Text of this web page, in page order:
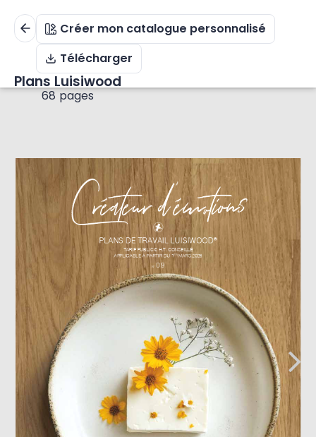
Créer mon catalogue personnalisé
Télécharger
Plans Luisiwood
68 pages